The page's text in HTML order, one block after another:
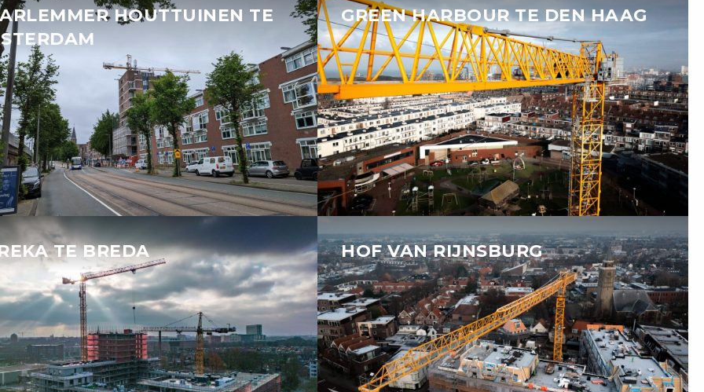
HOUTTUINEN TE
GREEN HARBOUR TE DEN HAAG
TE BREDA HOF VAN RIJNSBURG